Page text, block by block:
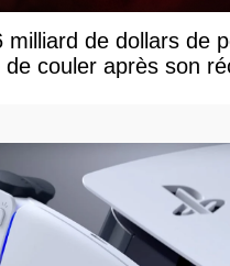
milliard de dollars de
de couler après son